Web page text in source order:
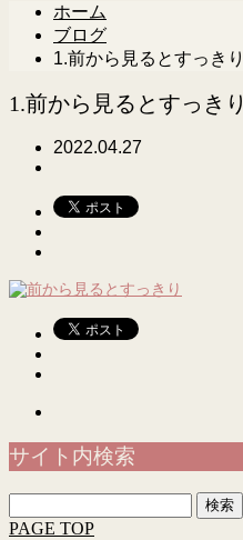
ホーム
ブログ
1.前から見るとすっきり
1.前から見るとすっきり
2022.04.27
サイト内検索
索:
PAGE TOP